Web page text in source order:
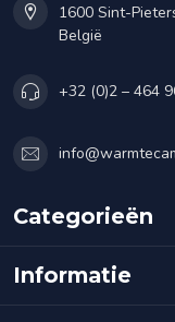
1600 Sint-
België
+32 (0)2 – 464
Categorieën
Informatie